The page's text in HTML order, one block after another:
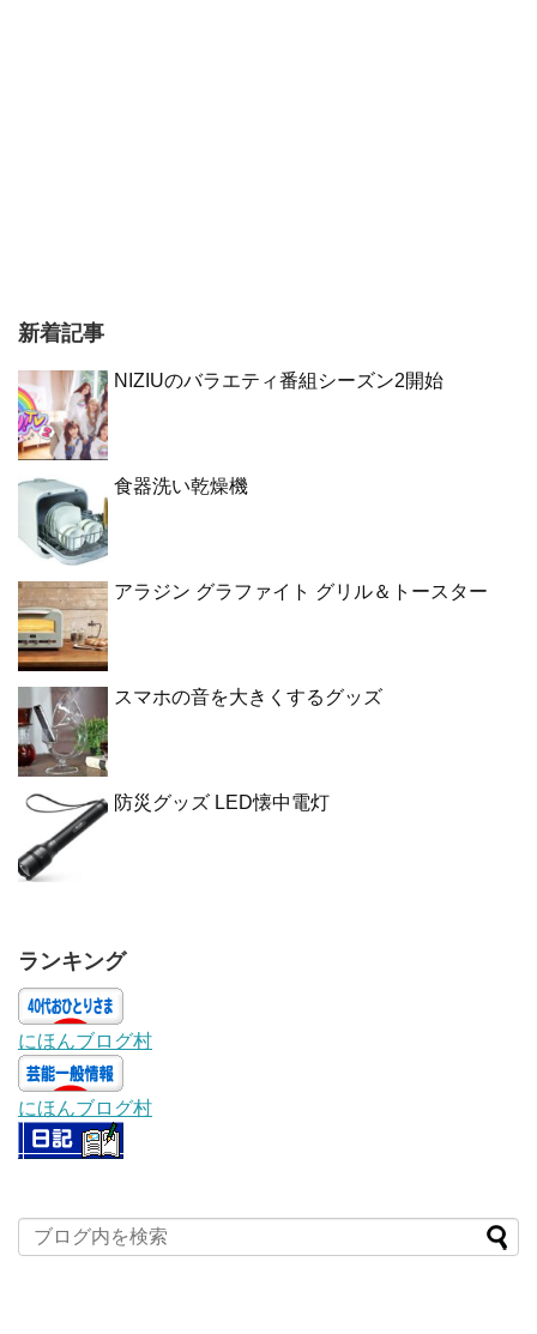
新着記事
NIZIUのバラエティ番組シーズン2開始
食器洗い乾燥機
アラジン グラファイト グリル＆トースター
スマホの音を大きくするグッズ
防災グッズ LED懐中電灯
ランキング
にほんブログ村
にほんブログ村